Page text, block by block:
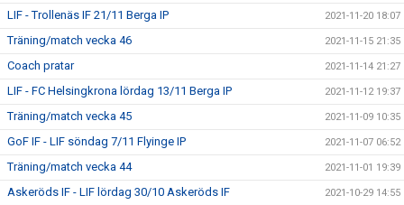
LIF - Trollenäs IF 21/11 Berga IP 2021-11-20 18:07
Träning/match vecka 46 2021-11-15 21:35
Coach pratar 2021-11-14 21:27
LIF - FC Helsingkrona lördag 13/11 Berga IP 2021-11-12 19:37
Träning/match vecka 45 2021-11-09 10:35
GoF IF - LIF söndag 7/11 Flyinge IP 2021-11-07 06:52
Träning/match vecka 44 2021-11-01 19:39
Askeröds IF - LIF lördag 30/10 Askeröds IF 2021-10-29 14:55